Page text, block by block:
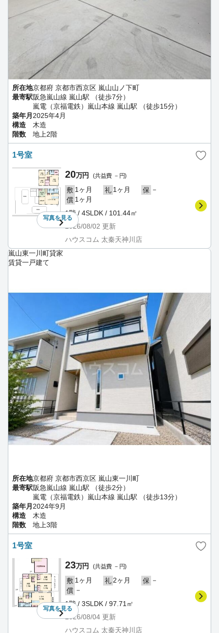
所在地京都府 京都市西京区 嵐山山ノ下町
最寄駅阪急嵐山線 嵐山駅 （徒歩7分）
嵐電（京福電鉄）嵐山本線 嵐山駅 （徒歩15分）
築年月2025年4月
構造
木造
階数
地上2階
1号室
写真を見る
20万円 (共益費 －円)
敷 1ヶ月 礼 1ヶ月 保 －
償 1ヶ月
1階 / 4SLDK / 101.44㎡
2026/08/02 更新
ハウスコム 太秦天神川店
嵐山東一川町貸家
賃貸一戸建て
所在地京都府 京都市西京区 嵐山東一川町
最寄駅阪急嵐山線 嵐山駅 （徒歩2分）
嵐電（京福電鉄）嵐山本線 嵐山駅 （徒歩13分）
築年月2024年9月
構造
木造
階数
地上3階
1号室
写真を見る
23万円 (共益費 －円)
敷 1ヶ月 礼 2ヶ月 保 －
償 －
1階 / 3SLDK / 97.71㎡
2026/08/04 更新
ハウスコム 太秦天神川店